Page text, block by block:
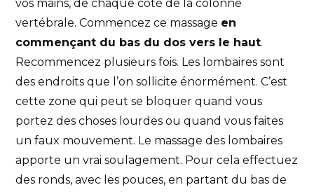
vos mains, de chaque côté de la colonne
vertébrale. Commencez ce massage en
commençant du bas du dos vers le haut.
Recommencez plusieurs fois. Les lombaires sont
des endroits que l’on sollicite énormément. C’est
cette zone qui peut se bloquer quand vous
portez des choses lourdes ou quand vous faites
un faux mouvement. Le massage des lombaires
apporte un vrai soulagement. Pour cela effectuez
des ronds, avec les pouces, en partant du bas de